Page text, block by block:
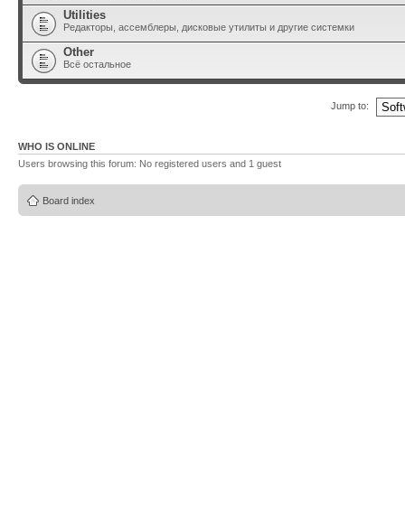
Utilities
Редакторы, ассемблеры, дисковые утилиты и другие системки
Other
Всё остальное
Jump to:
WHO IS ONLINE
Users browsing this forum: No registered users and 1 guest
Board index